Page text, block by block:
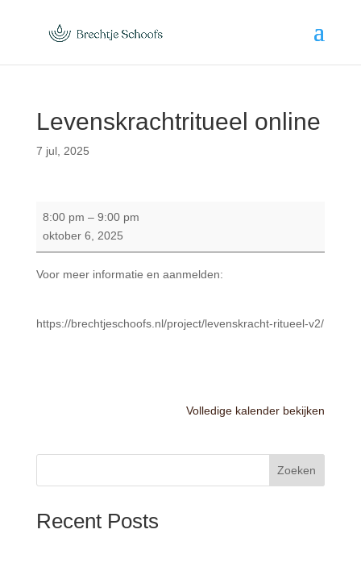
Levenskrachtritueel online
7 jul, 2025
8:00 pm – 9:00 pm
oktober 6, 2025
Voor meer informatie en aanmelden:
https://brechtjeschoofs.nl/project/levenskracht-ritueel-v2/
Volledige kalender bekijken
Zoeken
Recent Posts